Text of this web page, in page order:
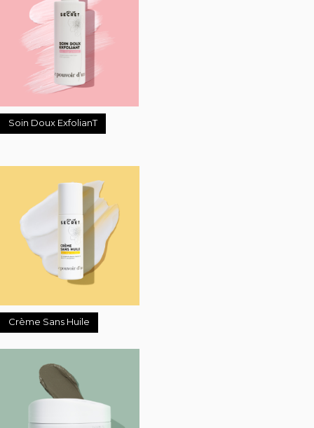
Soin Doux ExfolianT
Crème Sans Huile